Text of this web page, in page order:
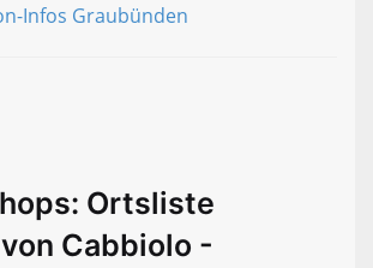
Infos Graubünden
Ortsliste
Cabbiolo -